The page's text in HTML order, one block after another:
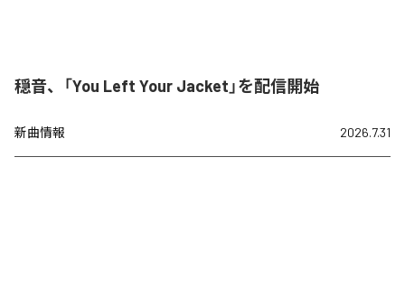
穏音、「You Left Your Jacket」を配信開始
新曲情報 2026.7.31